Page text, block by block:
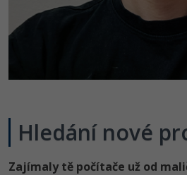
Více
Fórum
Sítě
Kybernetická bezpečnost
Hledání nové
Zajímaly tě počítače už od